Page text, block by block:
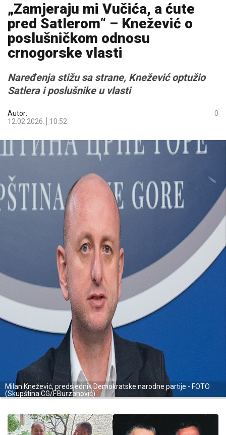
„Zamjeraju mi Vučića, a ćute
pred Satlerom“ – Knežević o
poslušničkom odnosu
crnogorske vlasti
Naređenja stižu sa strane, Knežević optužio
Satlera i poslušnike u vlasti
Autor:
12.02.2026.
10:52
0
Milan Knežević, predsjednik Demokratske narodne partije - FOTO
(Skupština CG/F.Burzanović)